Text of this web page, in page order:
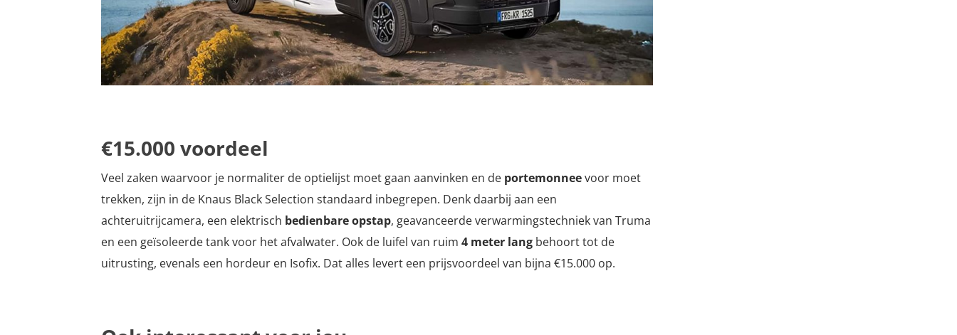
€15.000 voordeel
Veel zaken waarvoor je normaliter de optielijst moet gaan aanvinken en de portemonneevoor moet
trekken, zijn in de Knaus Black Selection standaard inbegrepen. Denk daarbij aan een
achteruitrijcamera, een elektrisch bedienbare opstap, geavanceerde verwarmingstechniek van Truma
en een geïsoleerde tank voor het afvalwater. Ook de luifel van ruim 4 meter lang behoort tot de
uitrusting, evenals een hordeur en Isofix. Dat alles levert een prijsvoordeel van bijna €15.000 op.